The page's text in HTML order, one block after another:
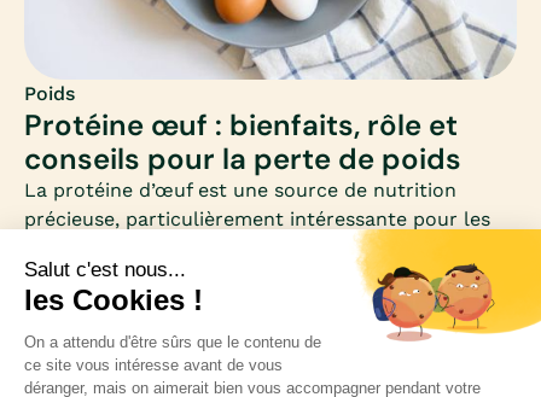
Poids
Protéine œuf : bienfaits, rôle et
conseils pour la perte de poids
La protéine d’œuf est une source de nutrition
précieuse, particulièrement intéressante pour les
femmes qui souhaitent perdre du poids. Riche en
acides aminés essentiels et faible en calories, elle
se distingue comme un allié minceur et santé.